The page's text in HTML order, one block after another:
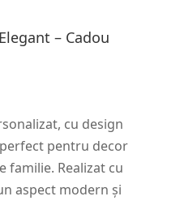
– Cadou
cu design
pentru decor
familie. Realizat cu
aspect modern și